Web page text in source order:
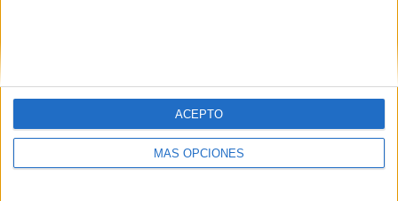
MÁS OPCIONES
ACEPTO